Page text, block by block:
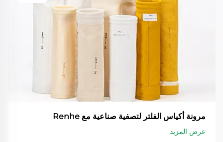
مرونة أكياس الفلتر لتصفية صناعية مع Renhe
عرض المزيد